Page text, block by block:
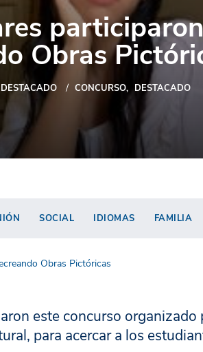
Obras
DESTACADO CONCURSO DESTACADO
SOCIAL IDIOMAS FAMILIA
Obras Pictóricas
este concurso organizado
para acercar a los